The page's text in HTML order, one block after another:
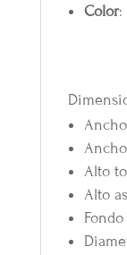
Color:
Alto
Alto